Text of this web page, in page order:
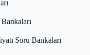
Soru Bankaları